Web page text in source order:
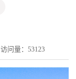
访问量：53123